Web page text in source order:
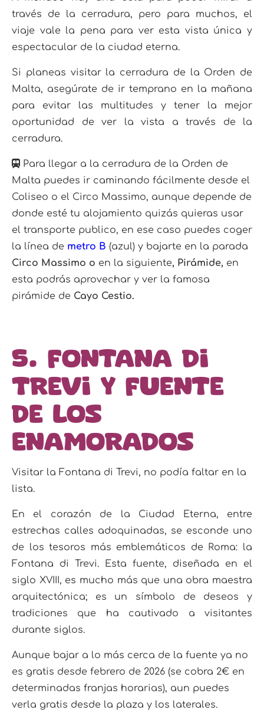
través de la cerradura, pero para muchos, el
viaje vale la pena para ver esta vista única y
espectacular de la ciudad eterna.
Si planeas visitar la cerradura de la Orden de
Malta, asegúrate de ir temprano en la mañana
para evitar las multitudes y tener la mejor
oportunidad de ver la vista a través de la
cerradura.
Para llegar a la cerradura de la Orden de
Malta puedes ir caminando fácilmente desde el
Coliseo o el Circo Massimo, aunque depende de
donde esté tu alojamiento quizás quieras usar
el transporte publico, en ese caso puedes coger
la línea de metro B (azul) y bajarte en la parada
Circo Massimo o en la siguiente, Pirámide, en
esta podrás aprovechar y ver la famosa
pirámide de Cayo Cestio.
5. Fontana di
Trevi y Fuente
de los
enamorados
Visitar la Fontana di Trevi, no podía faltar en la
lista.
En el corazón de la Ciudad Eterna, entre
estrechas calles adoquinadas, se esconde uno
de los tesoros más emblemáticos de Roma: la
Fontana di Trevi. Esta fuente, diseñada en el
siglo XVIII, es mucho más que una obra maestra
arquitectónica; es un símbolo de deseos y
tradiciones que ha cautivado a visitantes
durante siglos.
Aunque bajar a lo más cerca de la fuente ya no
es gratis desde febrero de 2026 (se cobra 2€ en
determinadas franjas horarias), aun puedes
verla gratis desde la plaza y los laterales.